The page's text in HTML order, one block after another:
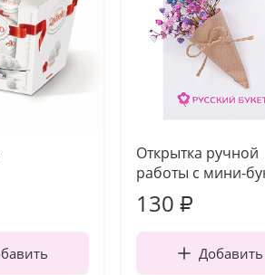
Открытка ручной
работы с мини-
130 ₽
Добавить